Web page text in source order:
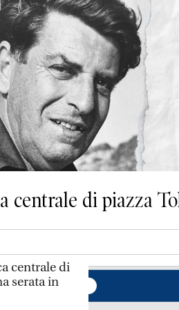
di piazza
centrale di
serata in